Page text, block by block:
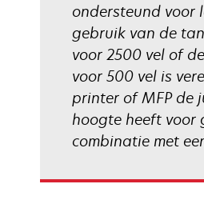
ondersteund voor
gebruik van de
voor 2500 vel of
voor 500 vel is
printer of MFP de
hoogte heeft voor
combinatie met